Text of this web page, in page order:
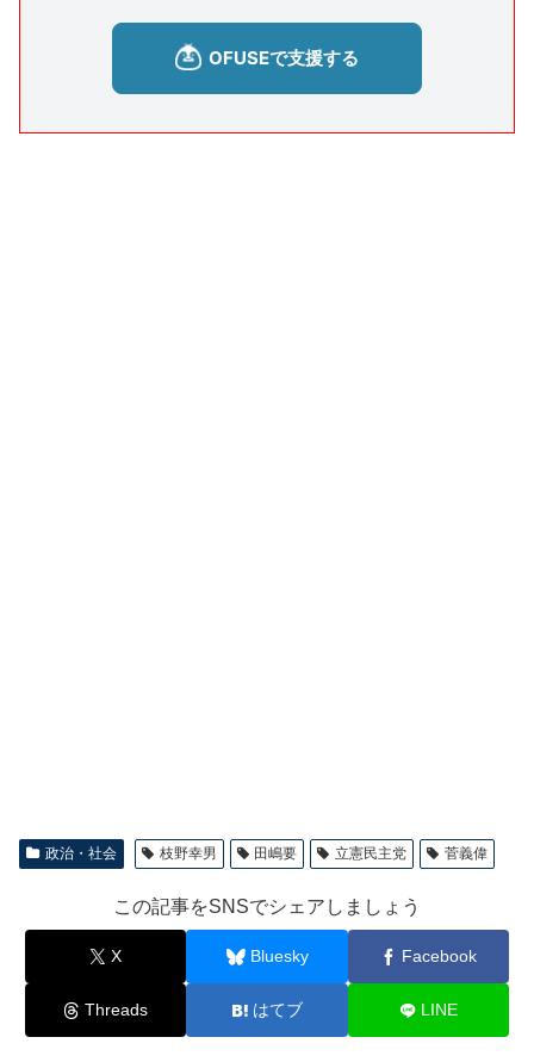
政治・社会 枝野幸男 田嶋要 立憲民主党 菅義偉
この記事をSNSでシェアしましょう
X Bluesky Facebook
Threads はてブ LINE